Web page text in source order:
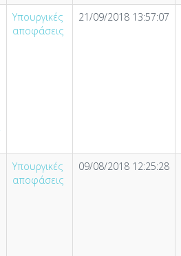
Υπουργικές
αποφάσεις
21/09/2018 13:57:07
Υπουργικές
αποφάσεις
09/08/2018 12:25:28